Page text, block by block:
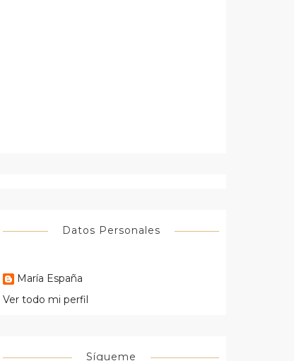
Datos Personales
María España
Ver todo mi perfil
Sígueme